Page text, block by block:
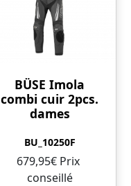
BÜSE Imola
combi cuir 2pcs.
dames
BU_10250F
679,95€ Prix ​​
conseillé